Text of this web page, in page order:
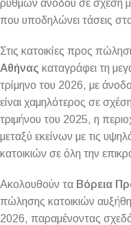
ρυθμών ανόδου σε σχέση
που υποδηλώνει τάσεις
Στις κατοικίες προς
Αθήνας καταγράφει τη
τρίμηνο του 2026, με
είναι χαμηλότερος σε
τριμήνου του 2025, η
μεταξύ εκείνων με τις
κατοικιών σε όλη την
Ακολουθούν τα Βόρεια
πώλησης κατοικιών
2026, παραμένοντας